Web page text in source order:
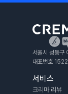
서울시 성동구
대표번호
서비스
크리마 리뷰